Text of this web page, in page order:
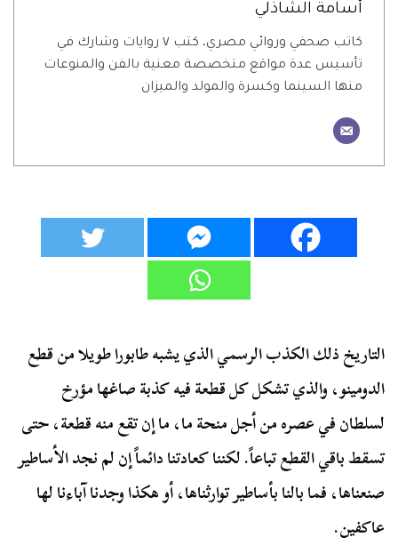
أسامة الشاذلي
كاتب صحفي وروائي مصري، كتب ٧ روايات وشارك في
تأسيس عدة مواقع متخصصة معنية بالفن والمنوعات
منها السينما وكسرة والمولد والميزان
التاريخ ذلك الكذب الرسمي الذي يشبه طابورا طويلا من قطع
الدومينو، والذي تشكل كل قطعة فيه كذبة صاغها مؤرخ
لسلطان في عصره من أجل منحة ما، ما إن تقع منه قطعة، حتى
تسقط باقي القطع تباعاً. لكننا كعادتنا دائماً إن لم نجد الأساطير
صنعناها، فما بالنا بأساطير توارثناها، أو هكذا وجدنا آباءنا لها
عاكفين.